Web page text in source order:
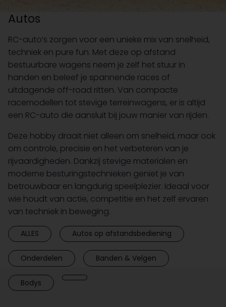
Autos
RC-auto’s zorgen voor een unieke mix van snelheid,
techniek en pure fun. Met deze op afstand
bestuurbare wagens neem je zelf het stuur in
handen en beleef je spannende races of
uitdagende off-road ritten. Van compacte
racemodellen tot stevige terreinwagens, er is altijd
een RC-auto die aansluit bij jouw manier van rijden.
Deze hobby draait niet alleen om snelheid, maar ook
om controle, precisie en het verbeteren van je
rijvaardigheden. Dankzij stevige materialen en
moderne besturingstechnieken geniet je van
betrouwbaar en langdurig speelplezier. Ideaal voor
wie houdt van actie, competitie en het zelf ervaren
van techniek in beweging.
ALLES Autos op afstandsbediening
Onderdelen Banden & Velgen
Bodys